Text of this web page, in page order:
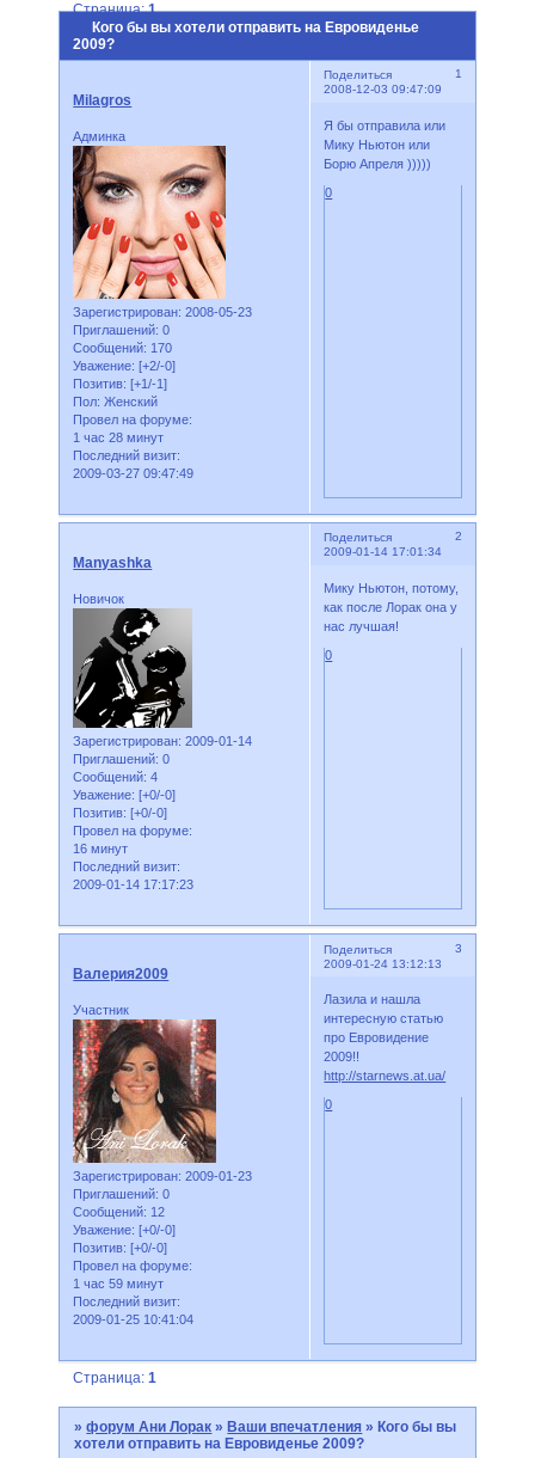
Кого бы вы хотели отправить на Евровиденье
2009?
Страница:1
Поделиться
1
2008-12-03 09:47:09
Milagros
Админка
Зарегистрирован: 2008-05-23
Приглашений: 0
Сообщений: 170
Уважение: [+2/-0]
Позитив: [+1/-1]
Пол: Женский
Провел на форуме:
1 час 28 минут
Последний визит:
2009-03-27 09:47:49
Я бы отправила или
Мику Ньютон или
Борю Апреля )))))
0
Поделиться
2
2009-01-14 17:01:34
Manyashka
Новичок
Зарегистрирован: 2009-01-14
Приглашений: 0
Сообщений: 4
Уважение: [+0/-0]
Позитив: [+0/-0]
Провел на форуме:
16 минут
Последний визит:
2009-01-14 17:17:23
Мику Ньютон, потому,
как после Лорак она у
нас лучшая!
0
Поделиться
3
2009-01-24 13:12:13
Валерия2009
Участник
Зарегистрирован: 2009-01-23
Приглашений: 0
Сообщений: 12
Уважение: [+0/-0]
Позитив: [+0/-0]
Провел на форуме:
1 час 59 минут
Последний визит:
2009-01-25 10:41:04
Лазила и нашла
интересную статью
про Евровидение
2009!!
http://starnews.at.ua/
0
Страница:1
»форум Ани Лорак » Ваши впечатления » Кого бы вы
хотели отправить на Евровиденье 2009?